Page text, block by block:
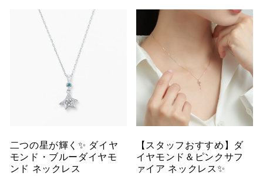
二つの星が輝く✨ ダイヤ
モンド・ブルーダイヤモ
ンド ネックレス
【スタッフおすすめ】ダ
イヤモンド＆ピンクサフ
ァイア ネックレス✨